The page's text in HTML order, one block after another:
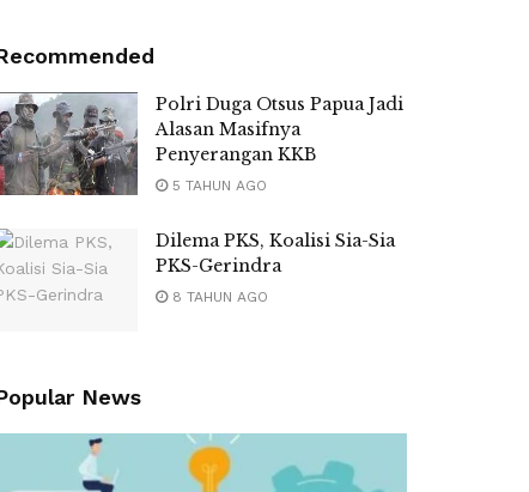
Polri Duga Otsus Papua Jadi
Alasan Masifnya
Penyerangan KKB
5 TAHUN AGO
Dilema PKS, Koalisi Sia-Sia
PKS-Gerindra
8 TAHUN AGO
News